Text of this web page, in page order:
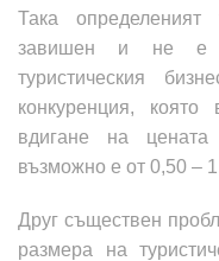
Така определеният
завишен и не е
туристическия
конкуренция,
вдигане на
възможно е от 0,50 –
Друг съществен
размера на